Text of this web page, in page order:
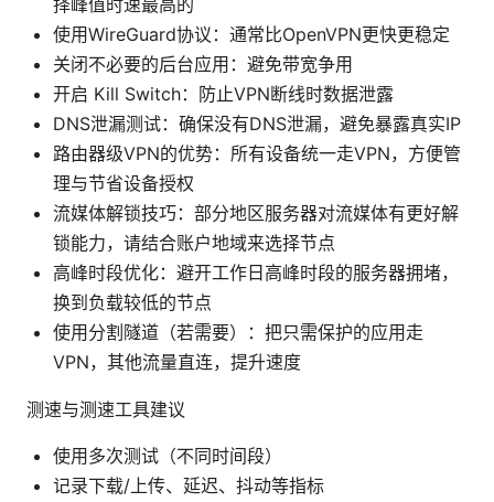
使用WireGuard协议：通常比OpenVPN更快更稳定
关闭不必要的后台应用：避免带宽争用
开启 Kill Switch：防止VPN断线时数据泄露
DNS泄漏测试：确保没有DNS泄漏，避免暴露真实IP
路由器级VPN的优势：所有设备统一走VPN，方便管
理与节省设备授权
流媒体解锁技巧：部分地区服务器对流媒体有更好解
锁能力，请结合账户地域来选择节点
高峰时段优化：避开工作日高峰时段的服务器拥堵，
换到负载较低的节点
使用分割隧道（若需要）：把只需保护的应用走
VPN，其他流量直连，提升速度
测速与测速工具建议
使用多次测试（不同时间段）
记录下载/上传、延迟、抖动等指标